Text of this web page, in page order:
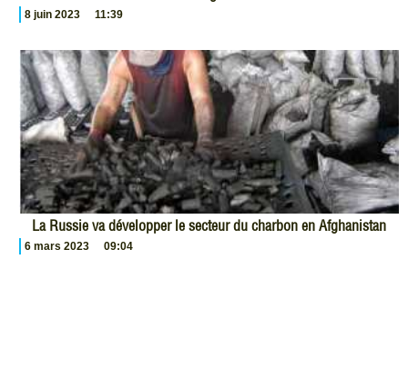
8 juin 2023 11:39
La Russie va développer le secteur du charbon en Afghanistan
6 mars 2023 09:04